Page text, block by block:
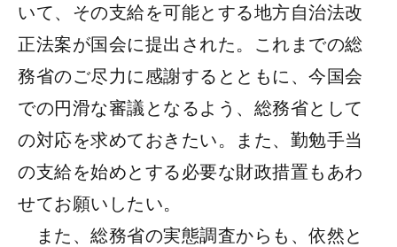
いて、その支給を可能とする地方自治法改
正法案が国会に提出された。これまでの総
務省のご尽力に感謝するとともに、今国会
での円滑な審議となるよう、総務省として
の対応を求めておきたい。また、勤勉手当
の支給を始めとする必要な財政措置もあわ
せてお願いしたい。
また、総務省の実態調査からも、依然と